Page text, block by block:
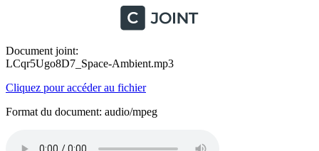
Document joint:
LCqr5Ugo8D7_Space-Ambient.mp3
Cliquez pour accéder au fichier
Format du document: audio/mpeg